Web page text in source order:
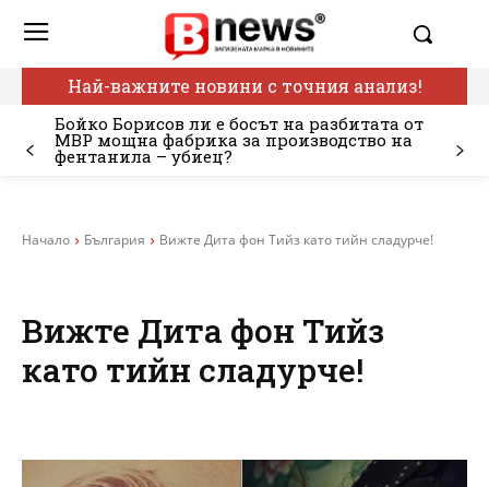
Най-важните новини с точния анализ!
Бойко Борисов ли е босът на разбитата от
МВР мощна фабрика за производство на
фентанила – убиец?
Начало България Вижте Дита фон Тийз като тийн сладурче!
Вижте Дита фон Тийз
като тийн сладурче!